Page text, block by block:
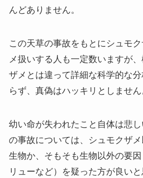
んどありません。
この天草の事故をもとにシュモ
メ扱いする人も一定数いますが
ザメとは違って詳細な科学的な
らず、真偽はハッキリとしません
幼い命が失われたこと自体は悲
の事故については、シュモクザ
生物か、そもそも生物以外の要
リューなど）を疑った方が良いと